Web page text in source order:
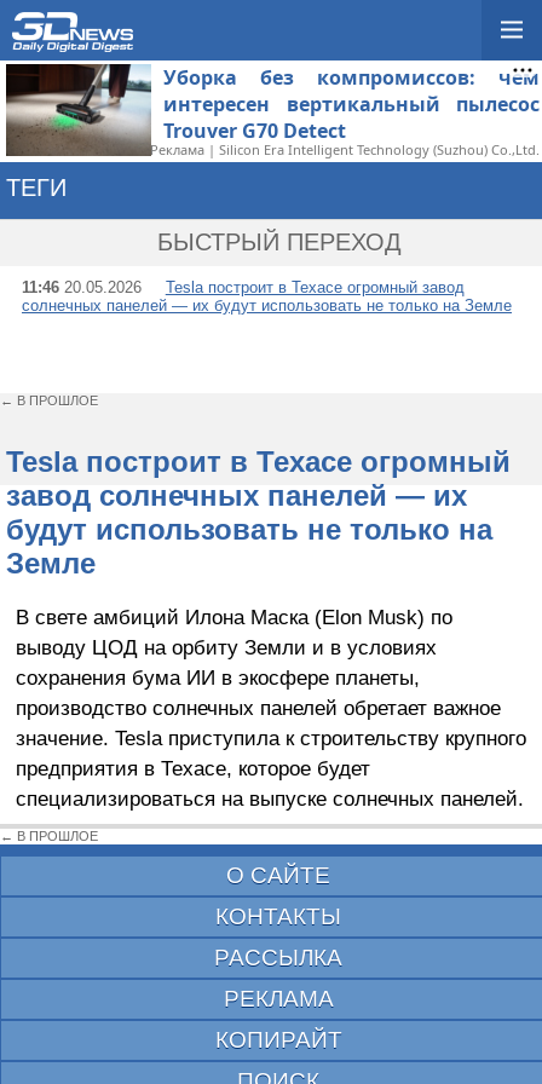
Уборка без компромиссов: чем
интересен вертикальный пылесос
Trouver G70 Detect
Реклама | Silicon Era Intelligent Technology (Suzhou) Co.,Ltd.
ТЕГИ
БЫСТРЫЙ ПЕРЕХОД
11:46 20.05.2026
Tesla построит в Техасе огромный завод
солнечных панелей — их будут использовать не только на Земле
← В ПРОШЛОЕ
Tesla построит в Техасе огромный
завод солнечных панелей — их
будут использовать не только на
Земле
В свете амбиций Илона Маска (Elon Musk) по
выводу ЦОД на орбиту Земли и в условиях
сохранения бума ИИ в экосфере планеты,
производство солнечных панелей обретает важное
значение. Tesla приступила к строительству крупного
предприятия в Техасе, которое будет
специализироваться на выпуске солнечных панелей.
← В ПРОШЛОЕ
О САЙТЕ
КОНТАКТЫ
РАССЫЛКА
РЕКЛАМА
КОПИРАЙТ